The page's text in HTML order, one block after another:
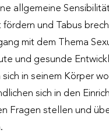
allgemeine
fördern und Tabus
mit dem Thema
und gesunde
in seinem Körper
sich in den
Fragen stellen und